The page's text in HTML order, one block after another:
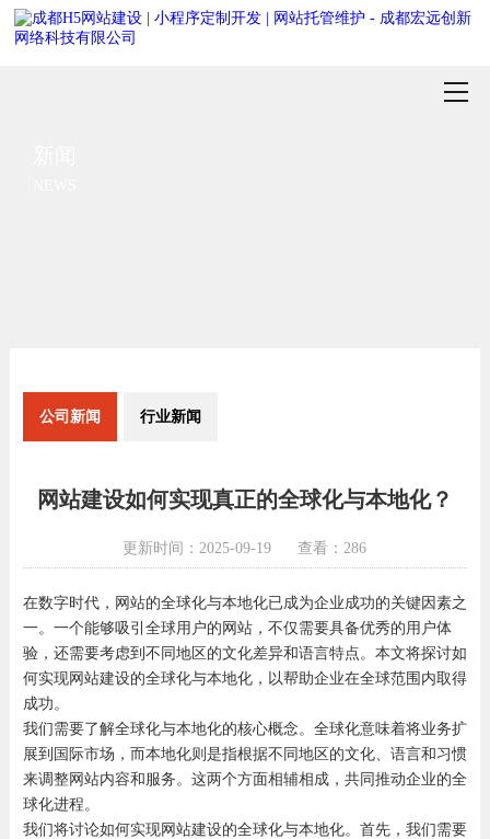
公司新闻 行业新闻
网站建设如何实现真正的全球化与本地化？
更新时间：2025-09-19 查看：286
在数字时代，网站的全球化与本地化已成为企业成功的关键因素之
一。一个能够吸引全球用户的网站，不仅需要具备优秀的用户体
验，还需要考虑到不同地区的文化差异和语言特点。本文将探讨如
何实现网站建设的全球化与本地化，以帮助企业在全球范围内取得
成功。
我们需要了解全球化与本地化的核心概念。全球化意味着将业务扩
展到国际市场，而本地化则是指根据不同地区的文化、语言和习惯
来调整网站内容和服务。这两个方面相辅相成，共同推动企业的全
球化进程。
我们将讨论如何实现网站建设的全球化与本地化。首先，我们需要